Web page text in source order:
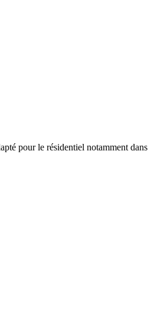
pour le résidentiel notamment dans